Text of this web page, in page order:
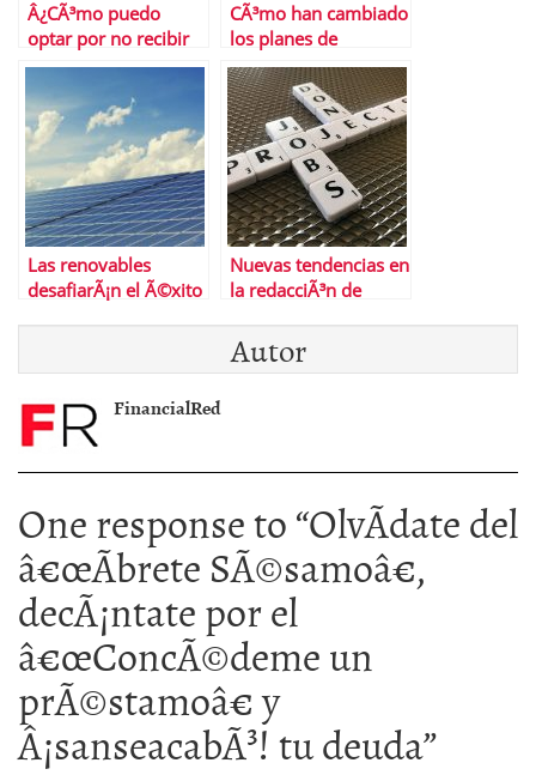
Â¿CÃ³mo puedo
optar por no recibir
ofertas de tarjetas de
crÃ©dito?
CÃ³mo han cambiado
los planes de
transporte en
Semana Santa las
restricciones
Las renovables
desafiarÃ¡n el Ã©xito
Nuevas tendencias en
la redacciÃ³n de
debes conocer
Autor
FinancialRed
One response to “OlvÃ­date del
â€œÃbrete SÃ©samoâ€,
decÃ¡ntate por el
â€œConcÃ©deme un
prÃ©stamoâ€ y
Â¡sanseacabÃ³! tu deuda”